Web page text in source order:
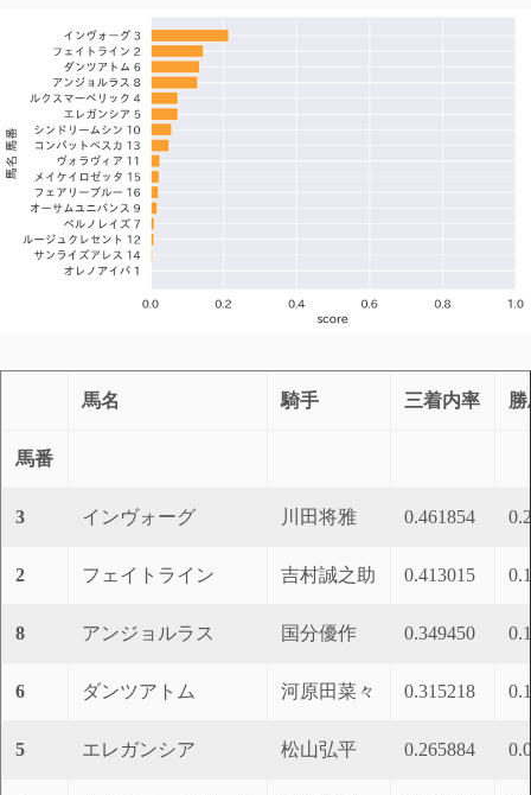
馬名 騎手 三着内率
馬番
3 インヴォーグ 川田将雅 0.461854
2 フェイトライン 吉村誠之助 0.413015
8 アンジョルラス 国分優作 0.349450
6 ダンツアトム 河原田菜々 0.315218
5 エレガンシア 松山弘平 0.265884